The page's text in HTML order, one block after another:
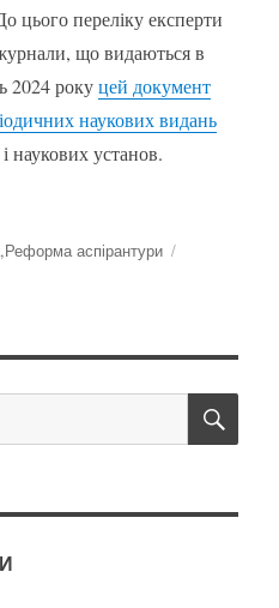
цього переліку експерти
що видаються в
2024 рокуцей документ
наукових видань
наукових установ.
вимог навряд чи допоможуть
,Реформа аспірантури